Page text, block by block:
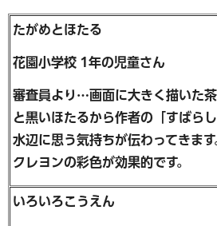
たがめとほたる
花園小学校 1年の児童さん
審査員より…画面に大きく描いた
と黒いほたるから作者の「すばら
水辺に思う気持ちが伝わってきます
クレヨンの彩色が効果的です。
いろいろこうえん